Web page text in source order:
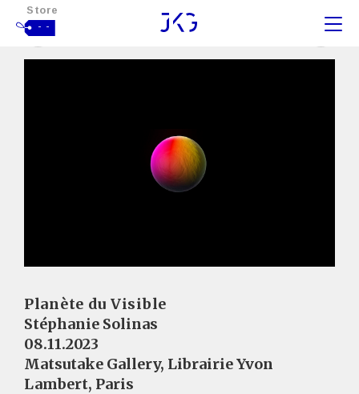
Store
- -
Planète du Visible
Stéphanie Solinas
08.11.2023
Matsutake Gallery, Librairie Yvon
Lambert, Paris